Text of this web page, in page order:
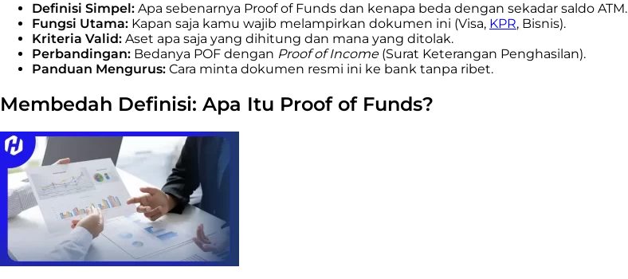
Definisi Simpel: Apa sebenarnya Proof of Funds dan kenapa beda dengan sekadar saldo ATM.
Fungsi Utama: Kapan saja kamu wajib melampirkan dokumen ini (Visa, KPR, Bisnis).
Kriteria Valid: Aset apa saja yang dihitung dan mana yang ditolak.
Perbandingan: Bedanya POF dengan Proof of Income(Surat Keterangan Penghasilan).
Panduan Mengurus: Cara minta dokumen resmi ini ke bank tanpa ribet.
Membedah Definisi: Apa Itu Proof of Funds?